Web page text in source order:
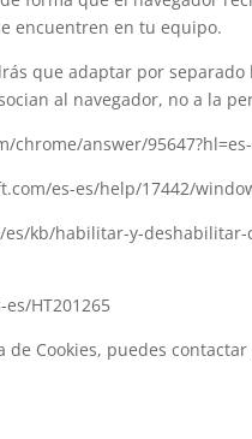
encuentren en tu equipo.
que adaptar por
al navegador, no a la
chrome/answer/
es-es/help/17442/
kb/habilitar-y-
HT201265
Cookies, puedes